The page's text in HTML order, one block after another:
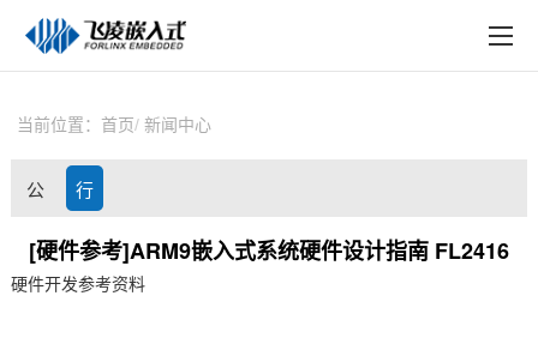
技术与支持
在线文档
在线购买
当前位置： 首页 新闻中心
公
司
动
行
业
资
[硬件参考]ARM9嵌入式系统硬件设计指南 FL2416
硬件开发参考资料